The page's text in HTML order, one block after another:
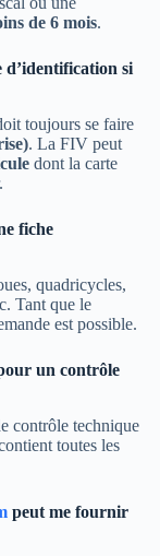
de 6 mois.
d’identification si
toujours se faire
. La FIV peut
dont la carte
fiche
quadricycles,
Tant que le
est possible.
un contrôle
contrôle technique
toutes les
peut me fournir